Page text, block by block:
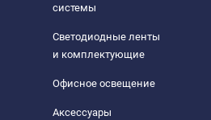
системы
Светодиодные ленты
и комплектующие
Офисное освещение
Аксессуары